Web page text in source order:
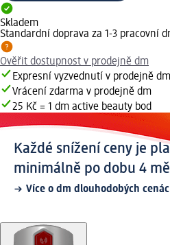
Skladem
Standardní doprava za 1-3 pracovní
Ověřit dostupnost v prodejně dm
Expresní vyzvednutí v prodejně
Vrácení zdarma v prodejně dm
25 Kč = 1 dm active beauty bod
Každé snížení ceny je
minimálně po dobu 4
Více o dm dlouhodobých